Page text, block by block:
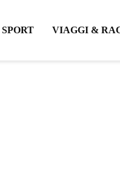
SPORT VIAGGI &